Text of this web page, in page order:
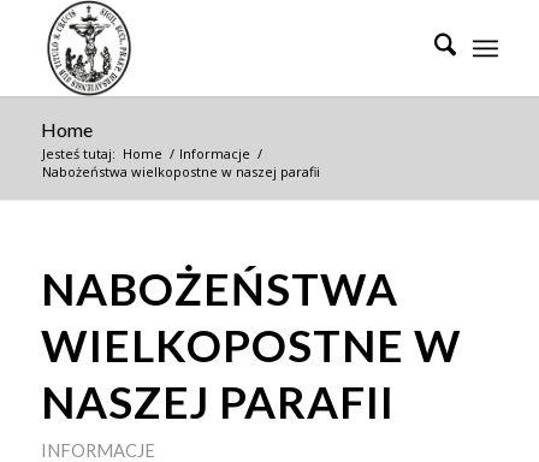
Home
Jesteś tutaj: Home / Informacje /
Nabożeństwa wielkopostne w naszej parafii
NABOŻEŃSTWA
WIELKOPOSTNE W
NASZEJ PARAFII
INFORMACJE